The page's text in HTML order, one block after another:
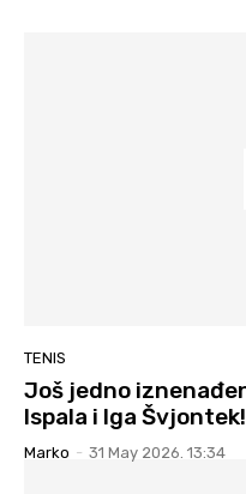
TENIS
Još jedno
Ispala i Iga
Marko - 31 May 2026. 13:34